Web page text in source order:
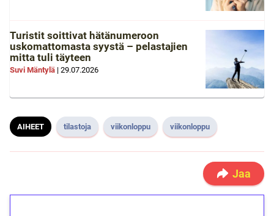
Turistit soittivat hätänumeroon
uskomattomasta syystä – pelastajien
mitta tuli täyteen
Suvi Mäntylä | 29.07.2026
AIHEET tilastoja viikonloppu viikonloppu
Jaa